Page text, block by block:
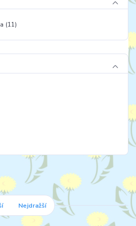
(11)
Nejdražší